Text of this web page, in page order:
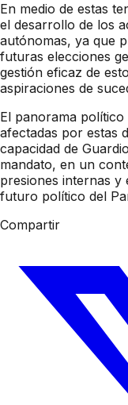
En medio de estas
el desarrollo de los
autónomas, ya que
futuras elecciones
gestión eficaz de
aspiraciones de
El panorama
afectadas por estas
capacidad de
mandato, en un
presiones internas y
futuro político del
Compartir